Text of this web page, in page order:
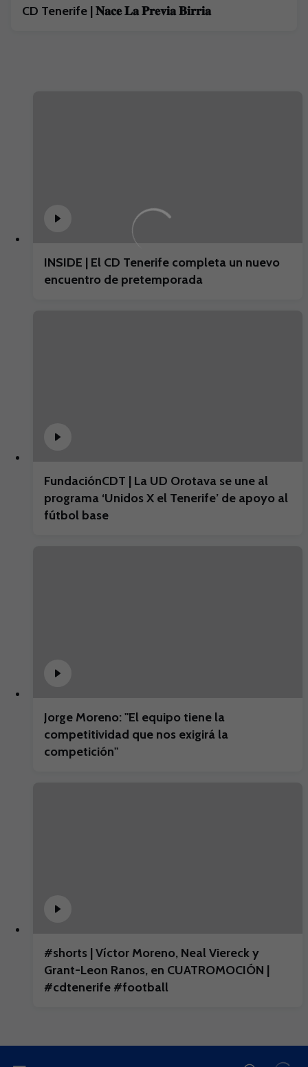
CD Tenerife | 𝐍𝐚𝐜𝐞 𝐋𝐚 𝐏𝐫𝐞𝐯𝐢𝐚 𝐁𝐢𝐫𝐫𝐢𝐚
INSIDE | El CD Tenerife completa un nuevo
encuentro de pretemporada
FundaciónCDT | La UD Orotava se une al
programa ‘Unidos X el Tenerife’ de apoyo al
fútbol base
Jorge Moreno: "El equipo tiene la
competitividad que nos exigirá la
competición"
#shorts | Víctor Moreno, Neal Viereck y
Grant-Leon Ranos, en CUATROMOCIÓN |
#cdtenerife #football